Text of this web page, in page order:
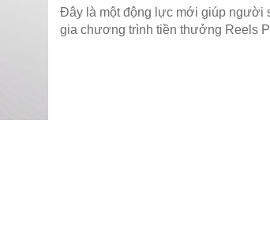
Đây là một động lực mới giúp người
gia chương trình tiền thưởng Reels